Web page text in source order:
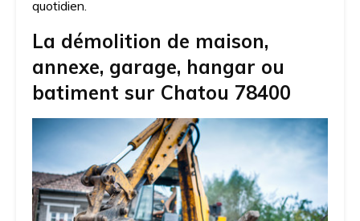
quotidien.
La démolition de maison,
annexe, garage, hangar ou
batiment sur Chatou 78400